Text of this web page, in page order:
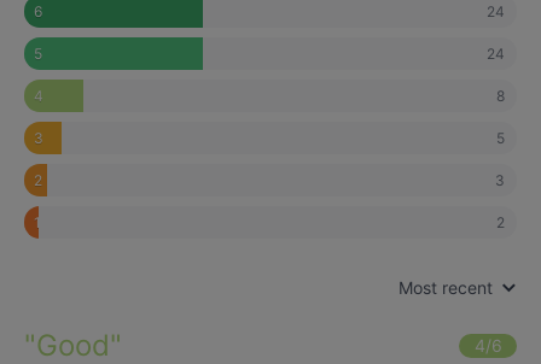
6 24
5 24
4 8
3 5
2 3
1 2
Most recent
"Good" 4/6